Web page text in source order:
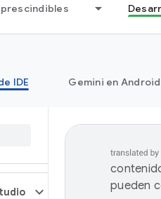
IDE Gemini en
pueden